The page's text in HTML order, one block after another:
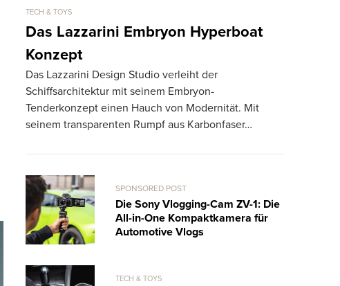
TECH & TOYS
Das Lazzarini Embryon Hyperboat
Konzept
Das Lazzarini Design Studio verleiht der
Schiffsarchitektur mit seinem Embryon-
Tenderkonzept einen Hauch von Modernität. Mit
seinem transparenten Rumpf aus Karbonfaser…
SPONSORED POST
Die Sony Vlogging-Cam ZV-1: Die
All-in-One Kompaktkamera für
Automotive Vlogs
TECH & TOYS